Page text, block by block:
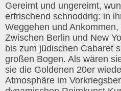
Gereimt und ungereimt,
erfrischend schnoddrig: in
Weggehen und
Zwischen Berlin und New
bis zum jüdischen Cabaret
großen Bogen. Als wären
sie die Goldenen 20er
Atmosphäre im